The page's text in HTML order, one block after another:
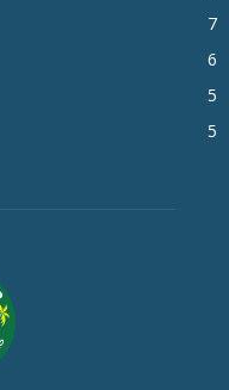
7
6
5
5